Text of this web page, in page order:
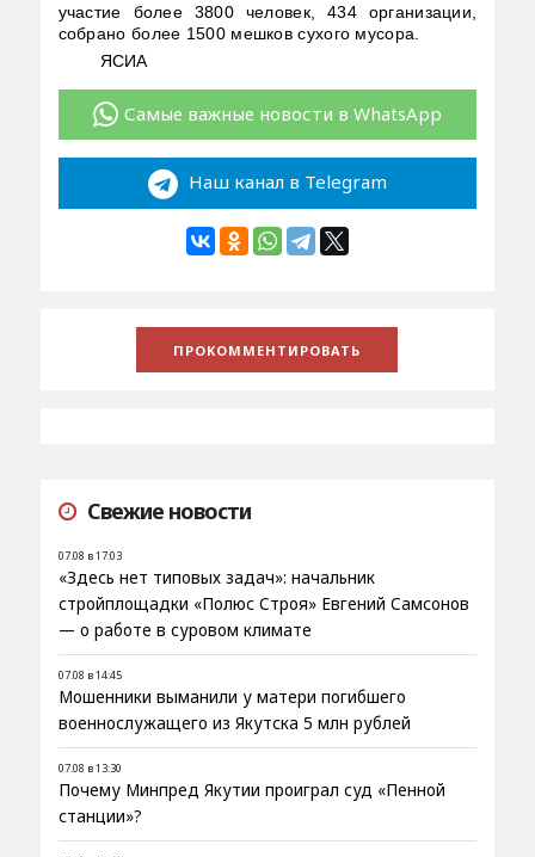
участие более 3800 человек, 434 организации,
собрано более 1500 мешков сухого мусора.
ЯСИА
Самые важные новости в WhatsApp
Наш канал в Telegram
Свежие новости
07.08 в 17:03
«Здесь нет типовых задач»: начальник
стройплощадки «Полюс Строя» Евгений Самсонов
— о работе в суровом климате
07.08 в 14:45
Мошенники выманили у матери погибшего
военнослужащего из Якутска 5 млн рублей
07.08 в 13:30
Почему Минпред Якутии проиграл суд «Пенной
станции»?